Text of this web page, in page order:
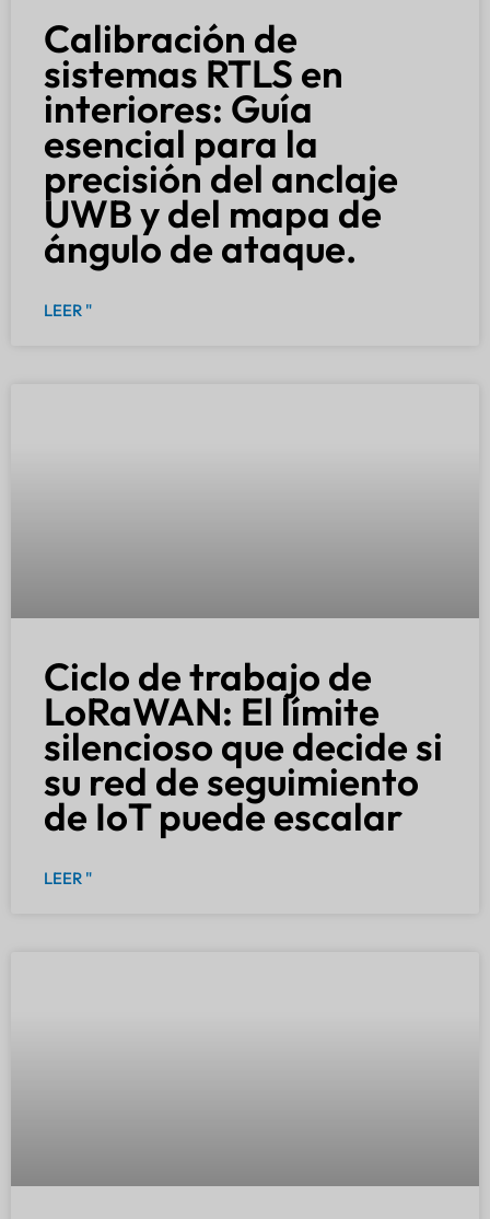
Calibración de
sistemas RTLS en
interiores: Guía
esencial para la
precisión del anclaje
UWB y del mapa de
ángulo de ataque.
LEER "
Ciclo de trabajo de
LoRaWAN: El límite
silencioso que decide si
su red de seguimiento
de IoT puede escalar
LEER "